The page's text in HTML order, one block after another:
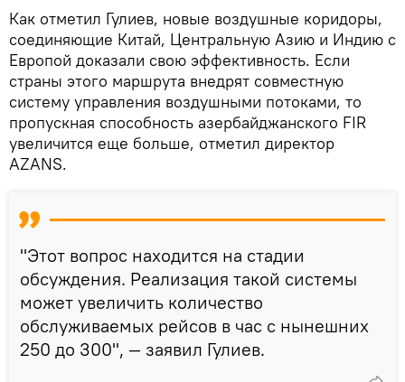
Как отметил Гулиев, новые воздушные коридоры,
соединяющие Китай, Центральную Азию и Индию с
Европой доказали свою эффективность. Если
страны этого маршрута внедрят совместную
систему управления воздушными потоками, то
пропускная способность азербайджанского FIR
увеличится еще больше, отметил директор
AZANS.
"Этот вопрос находится на стадии
обсуждения. Реализация такой системы
может увеличить количество
обслуживаемых рейсов в час с нынешних
250 до 300", — заявил Гулиев.